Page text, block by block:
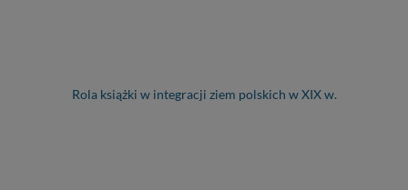
Rola książki w integracji ziem polskich w XIX w.